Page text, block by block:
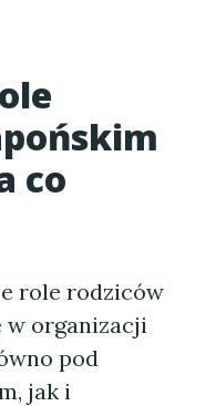
co
role rodziców
w organizacji
pod
jak i